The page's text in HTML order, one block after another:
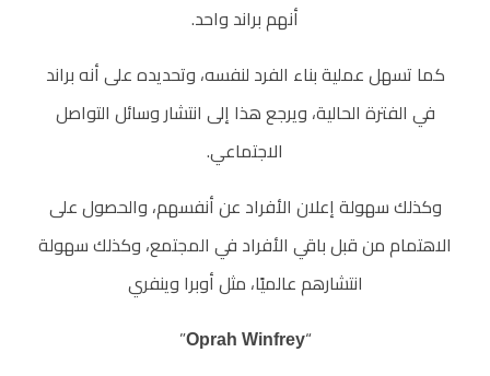
أنهم براند واحد.
كما تسهل عملية بناء الفرد لنفسه، وتحديده على أنه براند
في الفترة الحالية، ويرجع هذا إلى انتشار وسائل التواصل
الاجتماعي.
وكذلك سهولة إعلان الأفراد عن أنفسهم، والحصول على
الاهتمام من قبل باقي الأفراد في المجتمع، وكذلك سهولة
انتشارهم عالميًا، مثل أوبرا وينفري
“
Oprah Winfrey
”